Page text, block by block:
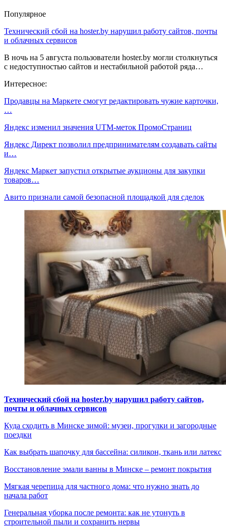
Популярное
Технический сбой на hoster.by нарушил работу сайтов, почты
и облачных сервисов
В ночь на 5 августа пользователи hoster.by могли столкнуться
с недоступностью сайтов и нестабильной работой ряда…
Интересное:
Продавцы на Маркете смогут редактировать чужие карточки,
…
Яндекс изменил значения UTM-меток ПромоСтраниц
Яндекс Директ позволил предпринимателям создавать сайты
и…
Яндекс Маркет запустил открытые аукционы для закупки
товаров…
Авито признали самой безопасной площадкой для сделок
Технический сбой на hoster.by нарушил работу сайтов,
почты и облачных сервисов
Куда сходить в Минске зимой: музеи, прогулки и загородные
поездки
Как выбрать шапочку для бассейна: силикон, ткань или латекс
Восстановление эмали ванны в Минске – ремонт покрытия
Мягкая черепица для частного дома: что нужно знать до
начала работ
Генеральная уборка после ремонта: как не утонуть в
строительной пыли и сохранить нервы